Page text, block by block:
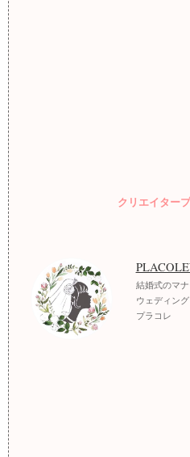
クリエイター
結婚式のマ
ウェディン
プラコレ